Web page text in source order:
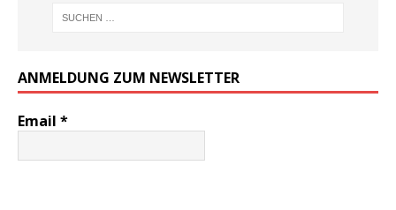
ANMELDUNG ZUM NEWSLETTER
Email *